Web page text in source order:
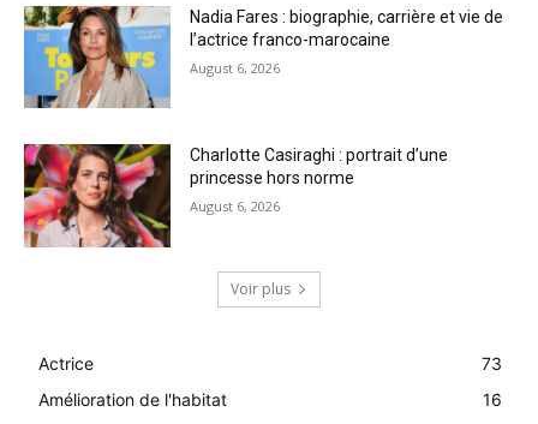
Nadia Fares : biographie, carrière et vie de
l’actrice franco-marocaine
August 6, 2026
Charlotte Casiraghi : portrait d’une
princesse hors norme
August 6, 2026
Voir plus
Actrice
73
Amélioration de l'habitat
16